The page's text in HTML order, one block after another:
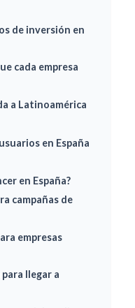
de inversión en
cada empresa
a Latinoamérica
en España
en España?
campañas de
empresas
llegar a